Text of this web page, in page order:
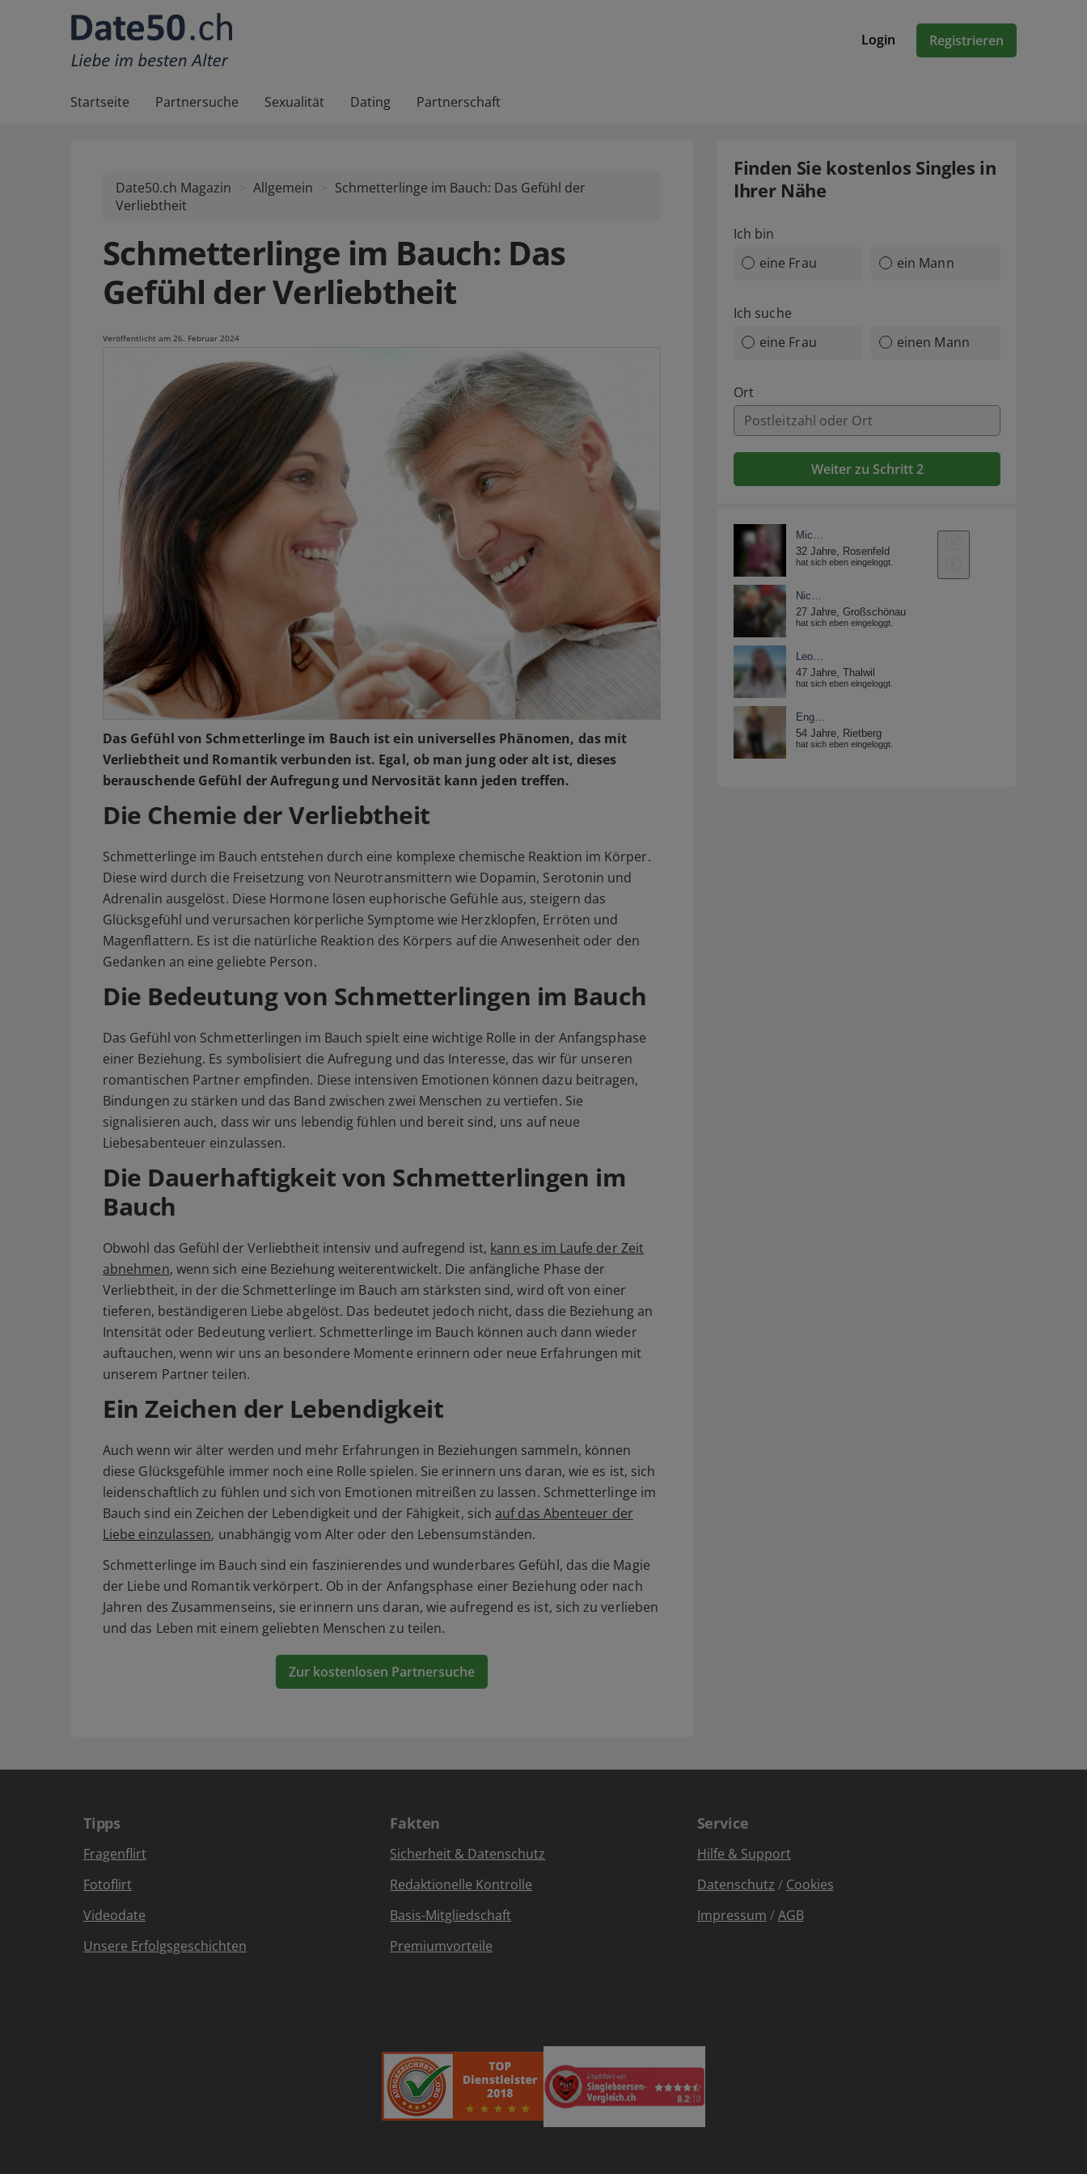
Login Registrieren
Startseite Partnersuche Sexualität Dating Partnerschaft
Date50.ch Magazin Allgemein
Schmetterlinge im Bauch: Das Gefühl der
Verliebtheit
Schmetterlinge im Bauch: Das
Gefühl der Verliebtheit
Veröffentlicht am 26. Februar 2024
Das Gefühl von Schmetterlinge im Bauch ist ein universelles Phänomen, das mit
Verliebtheit und Romantik verbunden ist. Egal, ob man jung oder alt ist, dieses
berauschende Gefühl der Aufregung und Nervosität kann jeden treffen.
Die Chemie der Verliebtheit
Schmetterlinge im Bauch entstehen durch eine komplexe chemische Reaktion im Körper.
Diese wird durch die Freisetzung von Neurotransmittern wie Dopamin, Serotonin und
Adrenalin ausgelöst. Diese Hormone lösen euphorische Gefühle aus, steigern das
Glücksgefühl und verursachen körperliche Symptome wie Herzklopfen, Erröten und
Magenflattern. Es ist die natürliche Reaktion des Körpers auf die Anwesenheit oder den
Gedanken an eine geliebte Person.
Die Bedeutung von Schmetterlingen im Bauch
Das Gefühl von Schmetterlingen im Bauch spielt eine wichtige Rolle in der Anfangsphase
einer Beziehung. Es symbolisiert die Aufregung und das Interesse, das wir für unseren
romantischen Partner empfinden. Diese intensiven Emotionen können dazu beitragen,
Bindungen zu stärken und das Band zwischen zwei Menschen zu vertiefen. Sie
signalisieren auch, dass wir uns lebendig fühlen und bereit sind, uns auf neue
Liebesabenteuer einzulassen.
Die Dauerhaftigkeit von Schmetterlingen im
Bauch
Obwohl das Gefühl der Verliebtheit intensiv und aufregend ist, kann es im Laufe der Zeit
abnehmen, wenn sich eine Beziehung weiterentwickelt. Die anfängliche Phase der
Verliebtheit, in der die Schmetterlinge im Bauch am stärksten sind, wird oft von einer
tieferen, beständigeren Liebe abgelöst. Das bedeutet jedoch nicht, dass die Beziehung an
Intensität oder Bedeutung verliert. Schmetterlinge im Bauch können auch dann wieder
auftauchen, wenn wir uns an besondere Momente erinnern oder neue Erfahrungen mit
unserem Partner teilen.
Ein Zeichen der Lebendigkeit
Auch wenn wir älter werden und mehr Erfahrungen in Beziehungen sammeln, können
diese Glücksgefühle immer noch eine Rolle spielen. Sie erinnern uns daran, wie es ist, sich
leidenschaftlich zu fühlen und sich von Emotionen mitreißen zu lassen. Schmetterlinge im
Bauch sind ein Zeichen der Lebendigkeit und der Fähigkeit, sichauf das Abenteuer der
Liebe einzulassen, unabhängig vom Alter oder den Lebensumständen.
Schmetterlinge im Bauch sind ein faszinierendes und wunderbares Gefühl, das die Magie
der Liebe und Romantik verkörpert. Ob in der Anfangsphase einer Beziehung oder nach
Jahren des Zusammenseins, sie erinnern uns daran, wie aufregend es ist, sich zu verlieben
und das Leben mit einem geliebten Menschen zu teilen.
Zur kostenlosen Partnersuche
Tipps
Fragenflirt
Fotoflirt
Videodate
Unsere Erfolgsgeschichten
Fakten
Sicherheit & Datenschutz
Redaktionelle Kontrolle
Basis-Mitgliedschaft
Premiumvorteile
Service
Hilfe & Support
Datenschutz / Cookies
Impressum /AGB